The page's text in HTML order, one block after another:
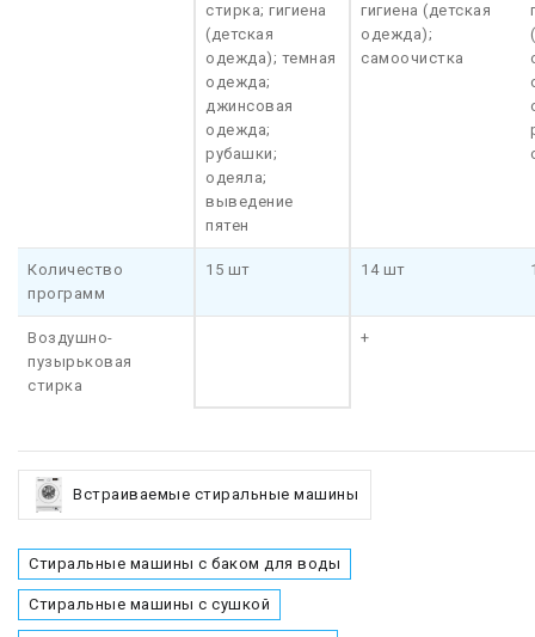
стирка; гигиена
(детская
одежда); темная
одежда;
джинсовая
одежда;
рубашки;
одеяла;
выведение
пятен
гигиена (детская
одежда);
самоочистка
Количество
программ
15 шт 14 шт
Воздушно-
пузырьковая
стирка
+
Встраиваемые стиральные машины
Стиральные машины с баком для воды
Стиральные машины с сушкой